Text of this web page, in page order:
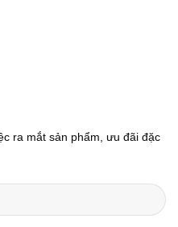
ra mắt sản phẩm, ưu đãi đặc